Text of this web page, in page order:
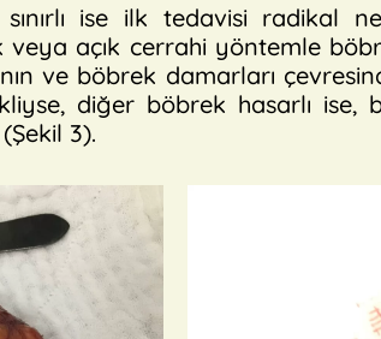
ise ilk tedavisi radikal
açık cerrahi yöntemle
ve böbrek damarları
diğer böbrek hasarlı
3).